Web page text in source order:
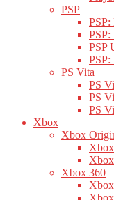
PSP
PSP:
PSP:
PSP
PS Vita
PS
PS
PS
Xbox
Xbox
Xbox 360